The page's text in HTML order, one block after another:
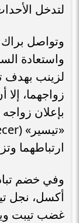
لتدخل
وتواصل براك
واستعادة
لزينب بهدف
زواجهما،
بإعلان
ارتباطهما
وفي خضم
أكسل، نجل
غضب تيبت